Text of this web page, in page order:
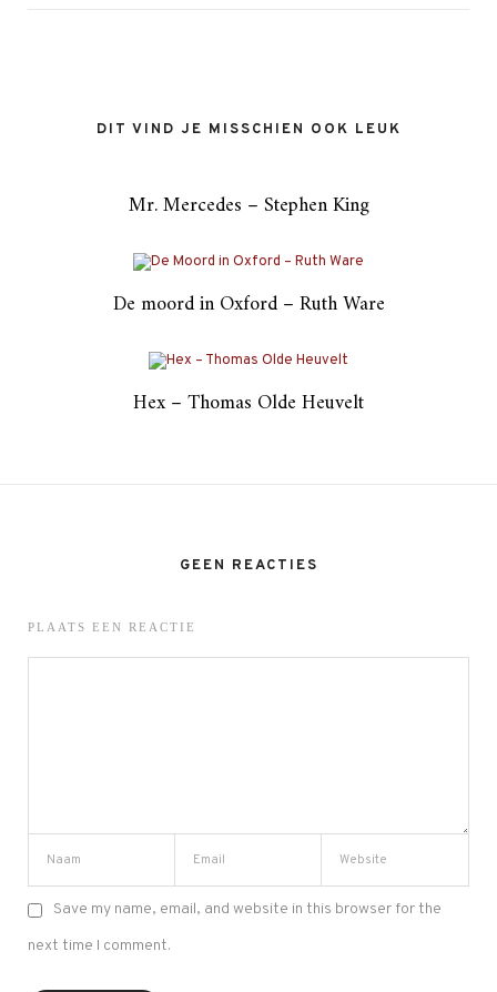
DIT VIND JE MISSCHIEN OOK LEUK
Mr. Mercedes – Stephen King
De moord in Oxford – Ruth Ware
Hex – Thomas Olde Heuvelt
GEEN REACTIES
PLAATS EEN REACTIE
Save my name, email, and website in this browser for the
next time I comment.